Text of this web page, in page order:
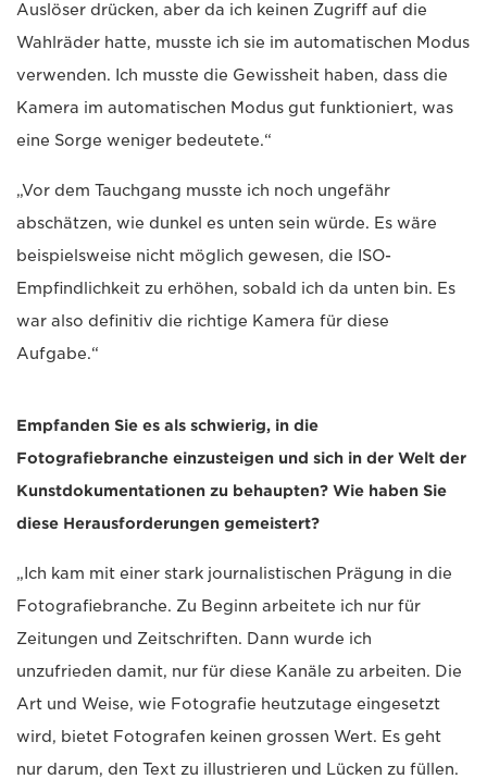
Auslöser drücken, aber da ich keinen Zugriff auf die
Wahlräder hatte, musste ich sie im automatischen Modus
verwenden. Ich musste die Gewissheit haben, dass die
Kamera im automatischen Modus gut funktioniert, was
eine Sorge weniger bedeutete.“
„Vor dem Tauchgang musste ich noch ungefähr
abschätzen, wie dunkel es unten sein würde. Es wäre
beispielsweise nicht möglich gewesen, die ISO-
Empfindlichkeit zu erhöhen, sobald ich da unten bin. Es
war also definitiv die richtige Kamera für diese
Aufgabe.“
Empfanden Sie es als schwierig, in die
Fotografiebranche einzusteigen und sich in der Welt der
Kunstdokumentationen zu behaupten? Wie haben Sie
diese Herausforderungen gemeistert?
„Ich kam mit einer stark journalistischen Prägung in die
Fotografiebranche. Zu Beginn arbeitete ich nur für
Zeitungen und Zeitschriften. Dann wurde ich
unzufrieden damit, nur für diese Kanäle zu arbeiten. Die
Art und Weise, wie Fotografie heutzutage eingesetzt
wird, bietet Fotografen keinen grossen Wert. Es geht
nur darum, den Text zu illustrieren und Lücken zu füllen.